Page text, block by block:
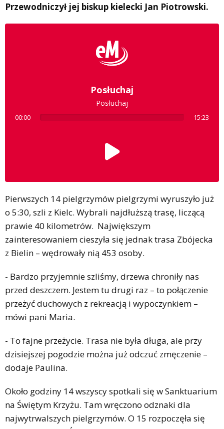
Przewodniczył jej biskup kielecki Jan Piotrowski.
Posłuchaj
Posłuchaj
00:00 15:23
Pierwszych 14 pielgrzymów pielgrzymi wyruszyło już
o 5:30, szli z Kielc. Wybrali najdłuższą trasę, liczącą
prawie 40 kilometrów. Największym
zainteresowaniem cieszyła się jednak trasa Zbójecka
z Bielin – wędrowały nią 453 osoby.
- Bardzo przyjemnie szliśmy, drzewa chroniły nas
przed deszczem. Jestem tu drugi raz – to połączenie
przeżyć duchowych z rekreacją i wypoczynkiem –
mówi pani Maria.
- To fajne przeżycie. Trasa nie była długa, ale przy
dzisiejszej pogodzie można już odczuć zmęczenie –
dodaje Paulina.
Około godziny 14 wszyscy spotkali się w Sanktuarium
na Świętym Krzyżu. Tam wręczono odznaki dla
najwytrwalszych pielgrzymów. O 15 rozpoczęła się